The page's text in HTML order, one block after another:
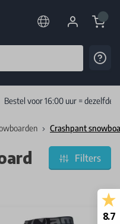
Cart
Bestel voor 16:00 uur = dezelfde
Crashpant
Filters
8.7